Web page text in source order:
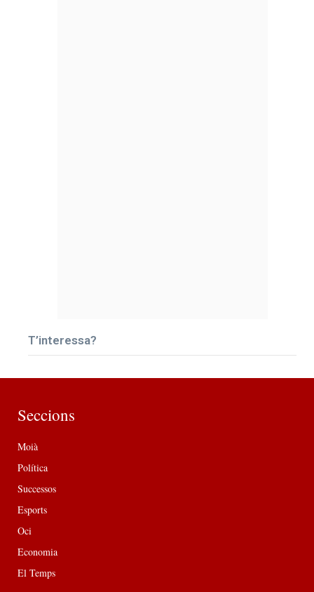
T’interessa?
Seccions
Moià
Política
Successos
Esports
Oci
Economia
El Temps